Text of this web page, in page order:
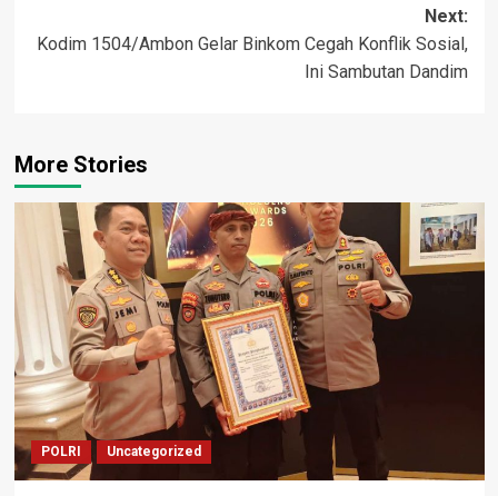
Next:
Kodim 1504/Ambon Gelar Binkom Cegah Konflik Sosial,
Ini Sambutan Dandim
More Stories
POLRI Uncategorized